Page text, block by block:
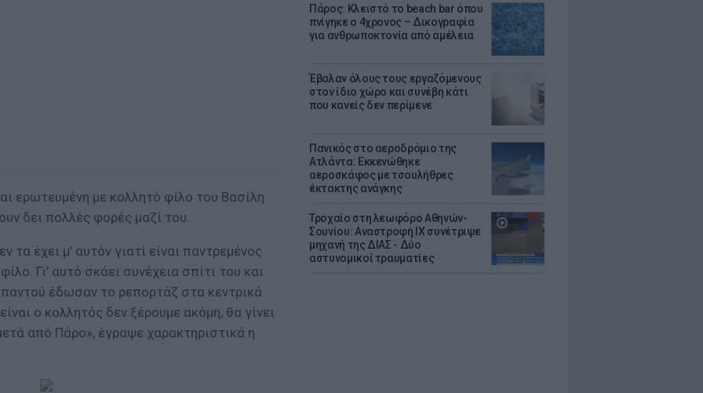
Πάρος: Κλειστό το beach bar όπου
πνίγηκε ο 4χρονος – Δικογραφία
για ανθρωποκτονία από αμέλεια
Έβαλαν όλους τους εργαζόμενους
στον ίδιο χώρο και συνέβη κάτι
που κανείς δεν περίμενε
Πανικός στο αεροδρόμιο της
Ατλάντα: Εκκενώθηκε
αεροσκάφος με τσουλήθρες
έκτακτης ανάγκης
Τροχαίο στη λεωφόρο Αθηνών-
Σουνίου: Αναστροφή ΙΧ συνέτριψε
μηχανή της ΔΙΑΣ - Δύο
αστυνομικοί τραυματίες
ερωτευμένη με κολλητό φίλο του Βασίλη
δει πολλές φορές μαζί του.
τα έχει μ’ αυτόν γιατί είναι παντρεμένος
Γι’ αυτό σκάει συνέχεια σπίτι του και
έδωσαν το ρεπορτάζ στα κεντρικά
ο κολλητός δεν ξέρουμε ακόμη, θα γίνει
από Πάρο», έγραψε χαρακτηριστικά η